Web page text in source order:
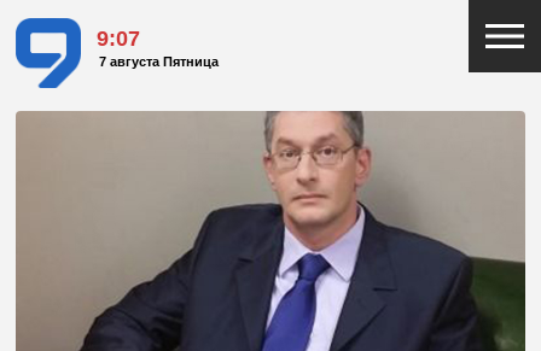
9:07
7 августа Пятница